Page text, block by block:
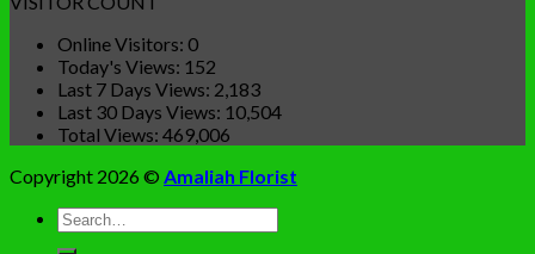
Online Visitors: 0
Today's Views: 152
Last 7 Days Views: 2,183
Last 30 Days Views: 10,504
Total Views: 469,006
Copyright 2026 © Amaliah Florist
Search
for: